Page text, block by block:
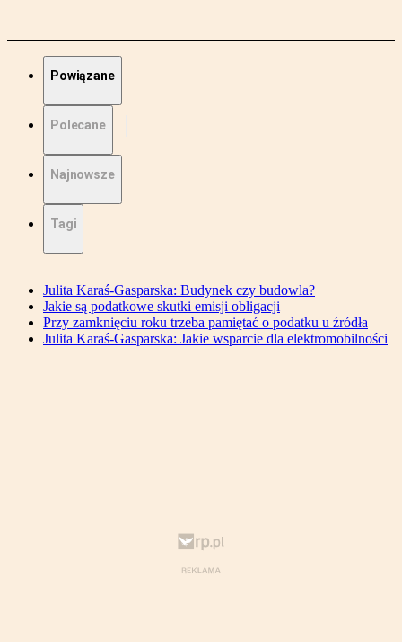
Powiązane
Polecane
Najnowsze
Tagi
Julita Karaś-Gasparska: Budynek czy budowla?
Jakie są podatkowe skutki emisji obligacji
Przy zamknięciu roku trzeba pamiętać o podatku u źródła
Julita Karaś-Gasparska: Jakie wsparcie dla elektromobilności